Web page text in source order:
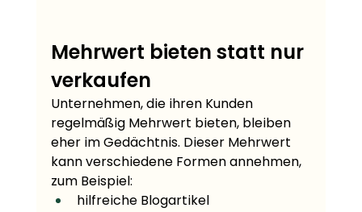
Mehrwert bieten statt nur
verkaufen
Unternehmen, die ihren Kunden
regelmäßig Mehrwert bieten, bleiben
eher im Gedächtnis. Dieser Mehrwert
kann verschiedene Formen annehmen,
zum Beispiel:
hilfreiche Blogartikel